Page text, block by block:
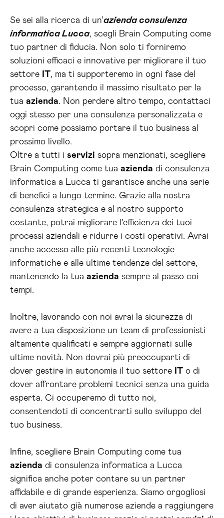
Se sei alla ricerca di un’azienda consulenza
informatica Lucca, scegli Brain Computing come
tuo partner di fiducia. Non solo ti forniremo
soluzioni efficaci e innovative per migliorare il tuo
settore IT, ma ti supporteremo in ogni fase del
processo, garantendo il massimo risultato per la
tua azienda. Non perdere altro tempo, contattaci
oggi stesso per una consulenza personalizzata e
scopri come possiamo portare il tuo business al
prossimo livello.
Oltre a tutti i servizi sopra menzionati, scegliere
Brain Computing come tua azienda di consulenza
informatica a Lucca ti garantisce anche una serie
di benefici a lungo termine. Grazie alla nostra
consulenza strategica e al nostro supporto
costante, potrai migliorare l’efficienza dei tuoi
processi aziendali e ridurre i costi operativi. Avrai
anche accesso alle più recenti tecnologie
informatiche e alle ultime tendenze del settore,
mantenendo la tua azienda sempre al passo coi
tempi.
Inoltre, lavorando con noi avrai la sicurezza di
avere a tua disposizione un team di professionisti
altamente qualificati e sempre aggiornati sulle
ultime novità. Non dovrai più preoccuparti di
dover gestire in autonomia il tuo settore IT o di
dover affrontare problemi tecnici senza una guida
esperta. Ci occuperemo di tutto noi,
consentendoti di concentrarti sullo sviluppo del
tuo business.
Infine, scegliere Brain Computing come tua
azienda di consulenza informatica a Lucca
significa anche poter contare su un partner
affidabile e di grande esperienza. Siamo orgogliosi
di aver aiutato già numerose aziende a raggiungere